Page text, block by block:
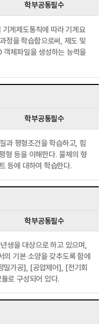
학부공통필수
계제도통칙에 따라 기계요
정을 학습함으로써, 제도 및
체파일을 생성하는 능력을
학부공통필수
과 평형조건을 학습하고, 힘
형 등을 이해한다. 물체의 형
등에 대하여 학습한다.
학부공통필수
생을 대상으로 하고 있으며,
기본 소양을 갖추도록 함에
밀가공], [공압제어], [전기회
로 구성되어 있다.